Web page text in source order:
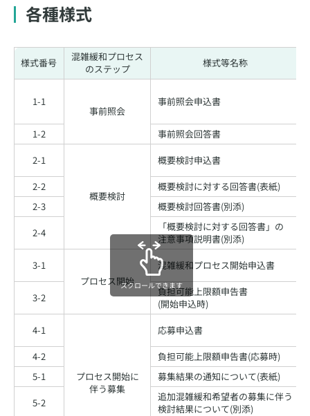
各種様式
様式番号
混雑緩和プロセス
のステップ
様式等名称
1-1
事前照会
事前照会申込書
1-2
事前照会回答書
2-1
概要検討
概要検討申込書
2-2
概要検討に対する回答書(表紙)
2-3
概要検討回答書(別添)
2-4
「概要検討に対する回答書」の
注意事項説明書(別添)
3-1
プロセス開始
混雑緩和プロセス開始申込書
3-2
負担可能上限額申告書
(開始申込時)
4-1
プロセス開始に
伴う募集
応募申込書
4-2
負担可能上限額申告書(応募時)
5-1
募集結果の通知について(表紙)
5-2
追加混雑緩和希望者の募集に伴う
検討結果について(別添)
スクロールできます